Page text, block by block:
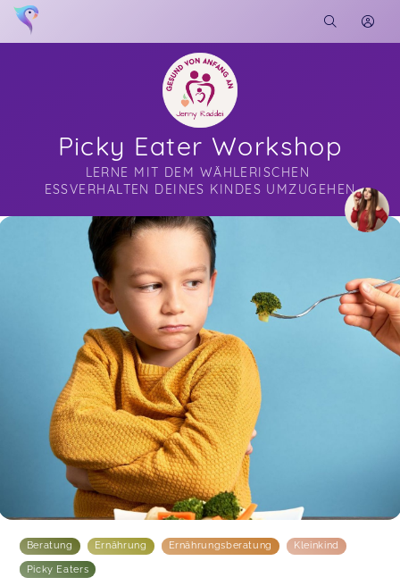
Picky Eater Workshop
LERNE MIT DEM WÄHLERISCHEN
ESSVERHALTEN DEINES KINDES UMZUGEHEN
Soon you will learn more about me here...
Beratung Ernährung Ernährungsberatung Kleinkind
Picky Eaters